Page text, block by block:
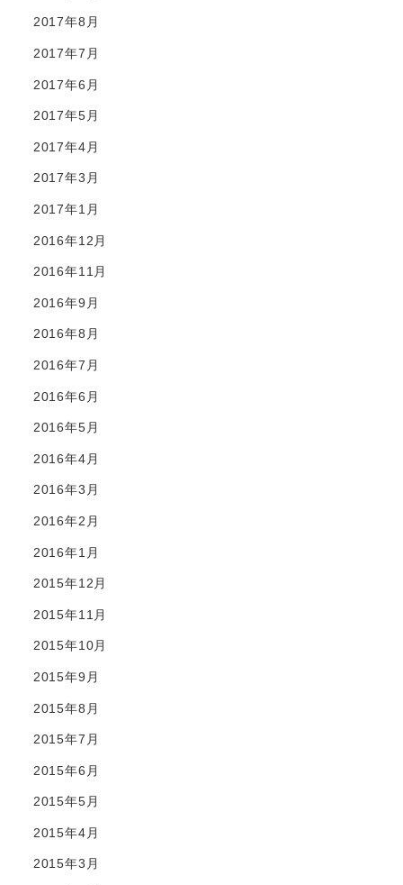
2017年8月
2017年7月
2017年6月
2017年5月
2017年4月
2017年3月
2017年1月
2016年12月
2016年11月
2016年9月
2016年8月
2016年7月
2016年6月
2016年5月
2016年4月
2016年3月
2016年2月
2016年1月
2015年12月
2015年11月
2015年10月
2015年9月
2015年8月
2015年7月
2015年6月
2015年5月
2015年4月
2015年3月